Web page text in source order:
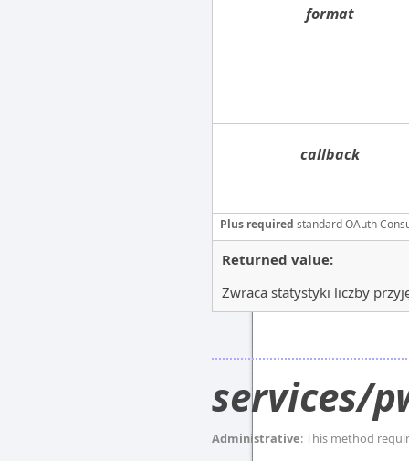
format
callback
Plus required standard OAuth
Returned value:
Zwraca statystyki liczby
services/
Administrative: This method